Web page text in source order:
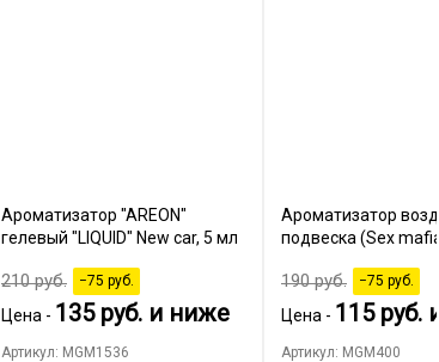
Ароматизатор "AREON"
гелевый "LIQUID" New car, 5 мл
210руб. −75 руб.
Цена - 135 руб. и ниже
Артикул: MGM1536
Ароматизатор
подвеска (Sex
190руб. −75 руб.
Цена - 115 руб.
Артикул: MGM400